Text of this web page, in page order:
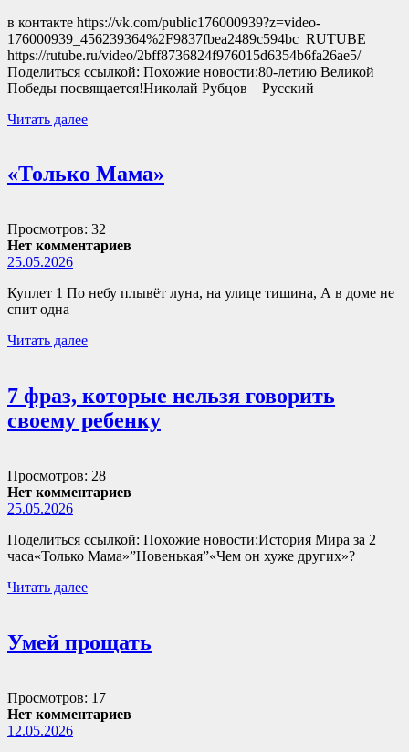
в контакте https://vk.com/public176000939?z=video-
176000939_456239364%2F9837fbea2489c594bc RUTUBE
https://rutube.ru/video/2bff8736824f976015d6354b6fa26ae5/
Поделиться ссылкой: Похожие новости:80-летию Великой
Победы посвящается!Николай Рубцов – Русский
Читать далее
«Только Мама»
Просмотров: 32
Нет комментариев
25.05.2026
Куплет 1 По небу плывёт луна, на улице тишина, А в доме не
спит одна
Читать далее
7 фраз, которые нельзя говорить
своему ребенку
Просмотров: 28
Нет комментариев
25.05.2026
Поделиться ссылкой: Похожие новости:История Мира за 2
часа«Только Мама»”Новенькая”«Чем он хуже других»?
Читать далее
Умей прощать
Просмотров: 17
Нет комментариев
12.05.2026